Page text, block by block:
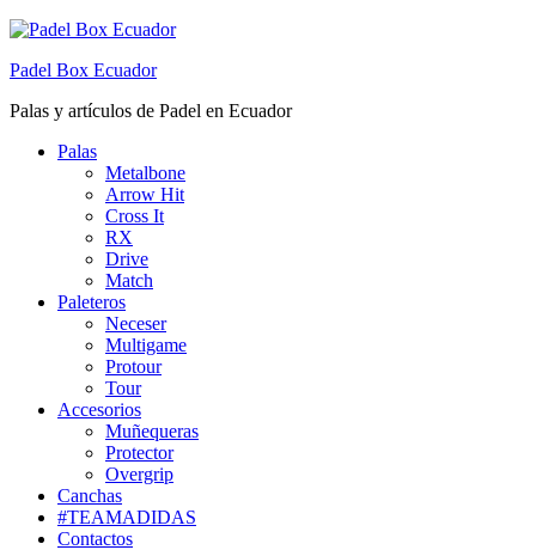
Padel Box Ecuador
Palas y artículos de Padel en Ecuador
Palas
Metalbone
Arrow Hit
Cross It
RX
Drive
Match
Paleteros
Neceser
Multigame
Protour
Tour
Accesorios
Muñequeras
Protector
Overgrip
Canchas
#TEAMADIDAS
Contactos